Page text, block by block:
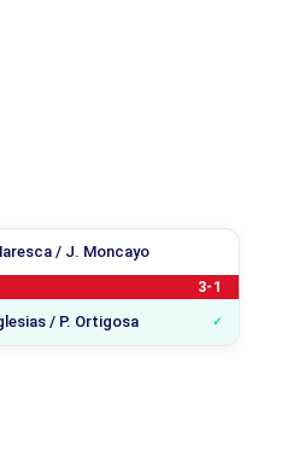
/ J. Moncayo
3-1
/ P. Ortigosa